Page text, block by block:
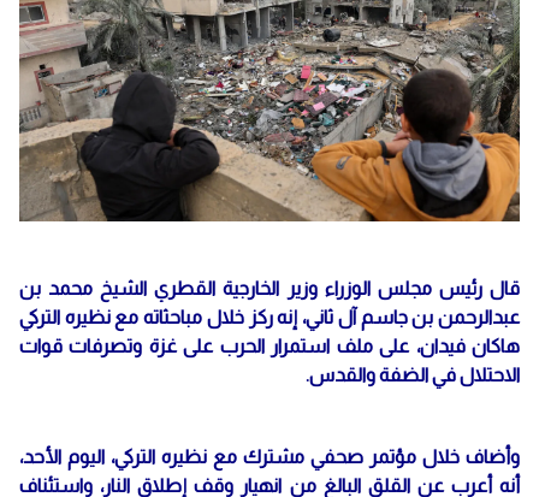
قال رئيس مجلس الوزراء وزير الخارجية القطري الشيخ محمد بن
عبدالرحمن بن جاسم آل ثاني، إنه ركز خلال مباحثاته مع نظيره التركي
هاكان فيدان، على ملف استمرار الحرب على غزة وتصرفات قوات
الاحتلال في الضفة والقدس.
وأضاف خلال مؤتمر صحفي مشترك مع نظيره التركي، اليوم الأحد،
أنه أعرب عن القلق البالغ من انهيار وقف إطلاق النار، واستئناف